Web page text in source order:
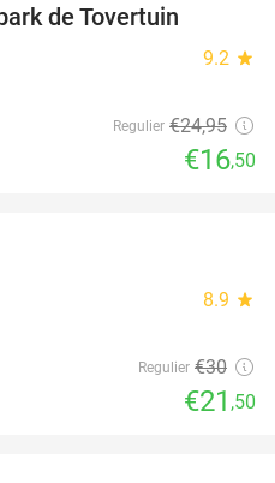
de Tovertuin
9.2 star
Regulier €24,95
€16,50
8.9 star
Regulier €30
€21 ,50